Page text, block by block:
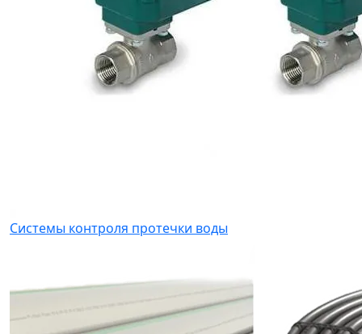
Системы контроля протечки воды